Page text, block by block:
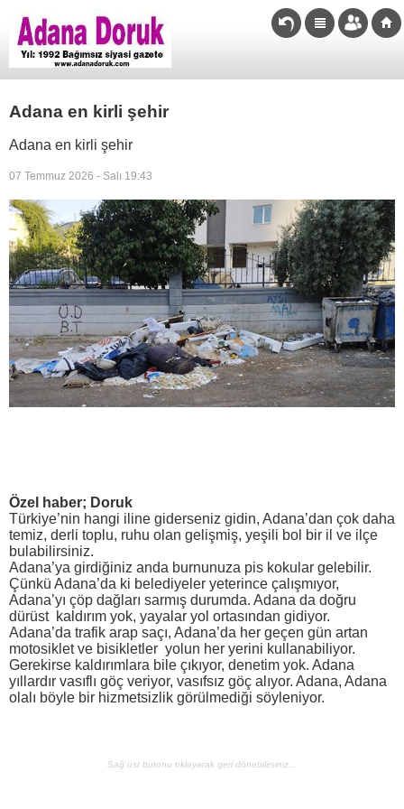
Adana en kirli şehir
Adana en kirli şehir
07 Temmuz 2026 - Salı 19:43
Özel haber; Doruk
Türkiye’nin hangi iline giderseniz gidin, Adana’dan çok daha
temiz, derli toplu, ruhu olan gelişmiş, yeşili bol bir il ve ilçe
bulabilirsiniz.
Adana’ya girdiğiniz anda burnunuza pis kokular gelebilir.
Çünkü Adana’da ki belediyeler yeterince çalışmıyor,
Adana’yı çöp dağları sarmış durumda. Adana da doğru
dürüst kaldırım yok, yayalar yol ortasından gidiyor.
Adana’da trafik arap saçı, Adana’da her geçen gün artan
motosiklet ve bisikletler yolun her yerini kullanabiliyor.
Gerekirse kaldırımlara bile çıkıyor, denetim yok. Adana
yıllardır vasıflı göç veriyor, vasıfsız göç alıyor. Adana, Adana
olalı böyle bir hizmetsizlik görülmediği söyleniyor.
Sağ üst butonu tıklayarak geri dönebilirsiniz...